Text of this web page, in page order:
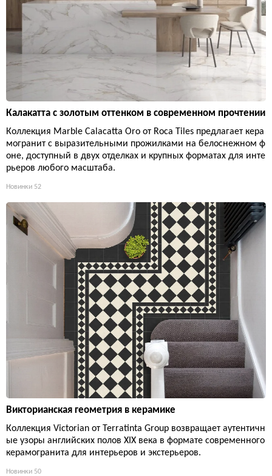
Калакатта с золотым оттенком в современном прочтении
Коллекция Marble Calacatta Oro от Roca Tiles предлагает кера
могранит с выразительными прожилками на белоснежном ф
оне, доступный в двух отделках и крупных форматах для инте
рьеров любого масштаба.
Новинки 52
Викторианская геометрия в керамике
Коллекция Victorian от Terratinta Group возвращает аутентичн
ые узоры английских полов XIX века в формате современного
керамогранита для интерьеров и экстерьеров.
Новинки 50